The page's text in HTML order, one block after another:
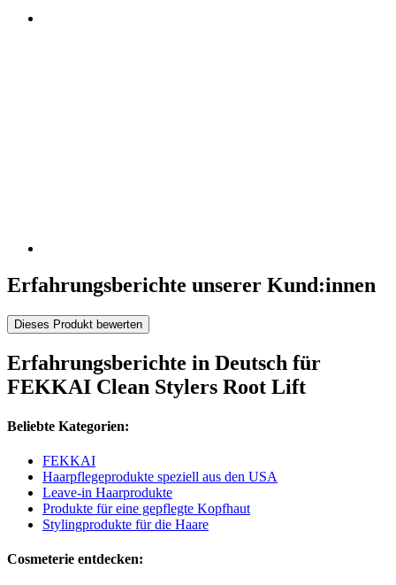
Erfahrungsberichte unserer Kund:innen
Dieses Produkt bewerten
Erfahrungsberichte in Deutsch für
FEKKAI Clean Stylers Root Lift
Beliebte Kategorien:
FEKKAI
Haarpflegeprodukte speziell aus den USA
Leave-in Haarprodukte
Produkte für eine gepflegte Kopfhaut
Stylingprodukte für die Haare
Cosmeterie entdecken: